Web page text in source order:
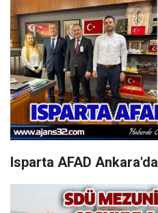
Isparta AFAD Ankara'da